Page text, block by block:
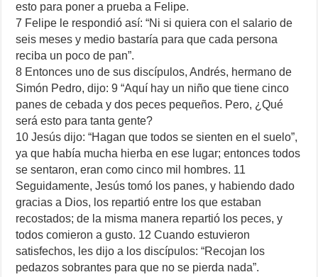
esto para poner a prueba a Felipe.
7 Felipe le respondió así: “Ni si quiera con el salario de
seis meses y medio bastaría para que cada persona
reciba un poco de pan”.
8 Entonces uno de sus discípulos, Andrés, hermano de
Simón Pedro, dijo: 9 “Aquí hay un niño que tiene cinco
panes de cebada y dos peces pequeños. Pero, ¿Qué
será esto para tanta gente?
10 Jesús dijo: “Hagan que todos se sienten en el suelo”,
ya que había mucha hierba en ese lugar; entonces todos
se sentaron, eran como cinco mil hombres. 11
Seguidamente, Jesús tomó los panes, y habiendo dado
gracias a Dios, los repartió entre los que estaban
recostados; de la misma manera repartió los peces, y
todos comieron a gusto. 12 Cuando estuvieron
satisfechos, les dijo a los discípulos: “Recojan los
pedazos sobrantes para que no se pierda nada”.